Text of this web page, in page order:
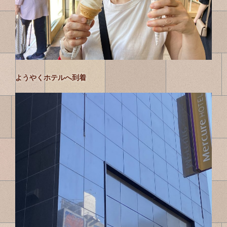
ようやくホテルへ到着